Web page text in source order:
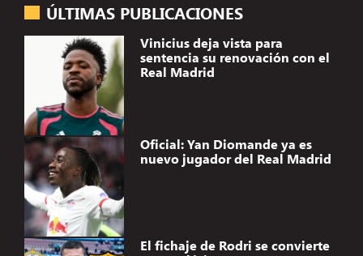
ÚLTIMAS PUBLICACIONES
Vinicius deja vista para
sentencia su renovación con el
Real Madrid
Oficial: Yan Diomande ya es
nuevo jugador del Real Madrid
El fichaje de Rodri se convierte